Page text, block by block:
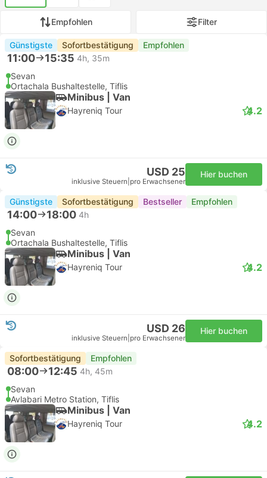
Empfohlen Filter
Günstigste Sofortbestätigung Empfohlen
11:00 15:35 4h, 35m
Sevan
Ortachala Bushaltestelle, Tiflis
Minibus | Van
Hayreniq Tour 4.2
USD 25
inklusive Steuern pro Erwachsener
Hier buchen
Günstigste Sofortbestätigung Bestseller Empfohlen
14:00 18:00 4h
Sevan
Ortachala Bushaltestelle, Tiflis
Minibus | Van
Hayreniq Tour 4.2
USD 26
inklusive Steuern pro Erwachsener
Hier buchen
Sofortbestätigung Empfohlen
08:00 12:45 4h, 45m
Sevan
Avlabari Metro Station, Tiflis
Minibus | Van
Hayreniq Tour 4.2